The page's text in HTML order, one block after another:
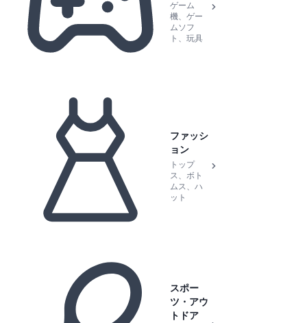
ゲーム
機、ゲー
ムソフ
ト、玩具
ファッシ
ョン
トップ
ス、ボト
ムス、ハ
ット
スポー
ツ・アウ
トドア